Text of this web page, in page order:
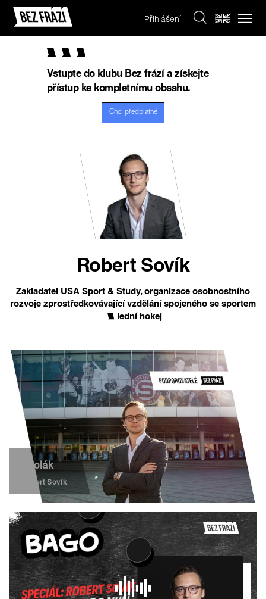
Přihlášení
Vstupte do klubu Bez frází a získejte
přístup ke kompletnímu obsahu.
Chci předplatné
Robert Sovík
Zakladatel USA Sport & Study, organizace osobnostního
rozvoje zprostředkovávající vzdělání spojeného se sportem
lední hokej
Školák
Robert Sovík